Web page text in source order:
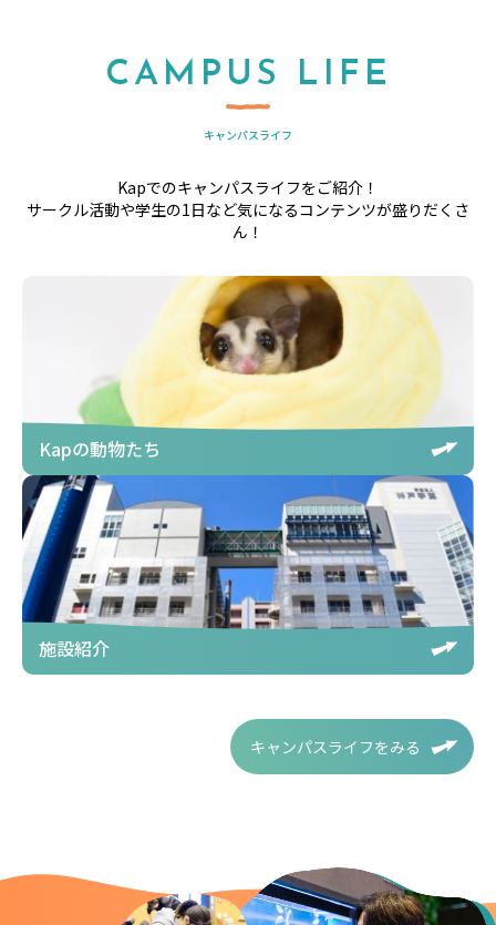
CAMPUS LIFE
キャンパスライフ
Kapでのキャンパスライフをご紹介！
サークル活動や学生の1日など気になるコンテンツが盛りだくさ
ん！
Kapの動物たち
施設紹介
キャンパスライフをみる